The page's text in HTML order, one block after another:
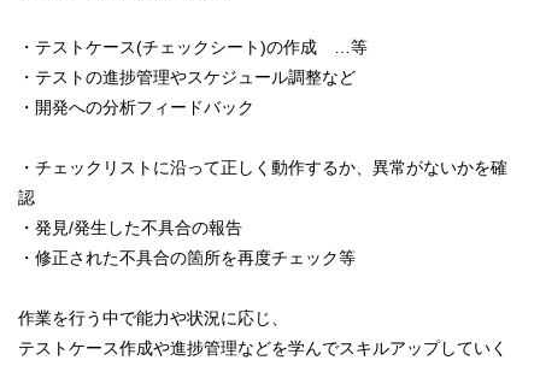
・テストケース(チェックシート)の作成 …等
・テストの進捗管理やスケジュール調整など
・開発への分析フィードバック
・チェックリストに沿って正しく動作するか、異常がないかを確
認
・発見/発生した不具合の報告
・修正された不具合の箇所を再度チェック等
作業を行う中で能力や状況に応じ、
テストケース作成や進捗管理などを学んでスキルアップしていく